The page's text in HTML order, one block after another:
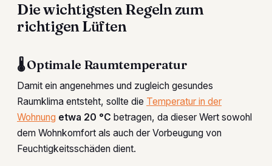
Die wichtigsten Regeln zum
richtigen Lüften
🌡 Optimale Raumtemperatur
Damit ein angenehmes und zugleich gesundes
Raumklima entsteht, sollte die Temperatur in der
Wohnung etwa 20 °C betragen, da dieser Wert sowohl
dem Wohnkomfort als auch der Vorbeugung von
Feuchtigkeitsschäden dient.